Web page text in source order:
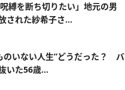
呪縛を断ち切りたい」地元の男
された紗希子さ...
のいない人生”どうだった？ バ
いた56歳...